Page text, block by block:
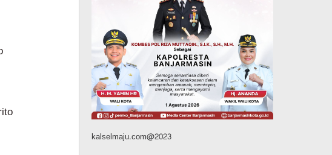
Agustus 7, 2026
Kalsel
Operasi Sikat Intan 2026
Berakhir, Polda Kalsel
Amankan Ribuan Miras
Hingga Beberapa Tuak
kalselmaju.com@2023